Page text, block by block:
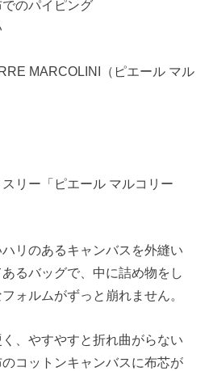
のパイピング
MARCOLINI（ピエール マル
リー「ピエール マルコリー
リのあるキャンバスを外縫い
るバッグで、中に詰め物をし
ォルムがずっと崩れません。
、やすやすと折れ曲がらない
コットンキャンバスに布芯が